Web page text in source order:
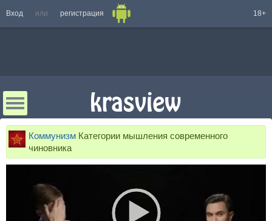
Вход или регистрация 18+
Коммунизм Категории мышления современного
чиновника